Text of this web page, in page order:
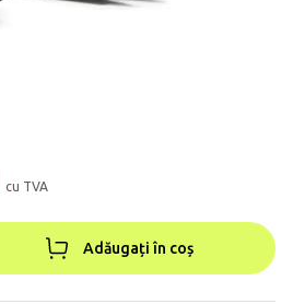
cu TVA
Adăugați în coș